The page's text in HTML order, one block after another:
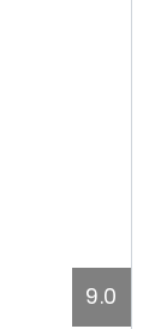
9.0